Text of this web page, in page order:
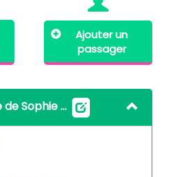
Ajouter un
passager
Voiture de Sophie Volatier